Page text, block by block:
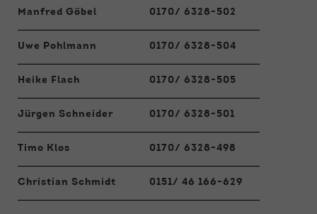
Manfred Göbel 0170/ 6328-502
Uwe Pohlmann 0170/ 6328-504
Heike Flach 0170/ 6328-505
Jürgen Schneider 0170/ 6328-501
Timo Klos 0170/ 6328-498
Christian Schmidt 0151/ 46 166-629